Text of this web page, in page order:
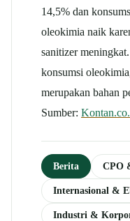
14,5% dan
oleokimia naik
sanitizer
konsumsi
merupakan bahan
Sumber:
Berita CPO
Internasional &
Industri &